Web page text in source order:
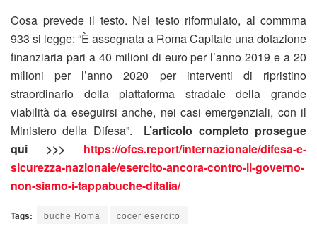
Cosa prevede il testo. Nel testo riformulato, al commma
933 si legge: “È assegnata a Roma Capitale una dotazione
finanziaria pari a 40 milioni di euro per l’anno 2019 e a 20
milioni per l’anno 2020 per interventi di ripristino
straordinario della piattaforma stradale della grande
viabilità da eseguirsi anche, nei casi emergenziali, con il
Ministero della Difesa”. L’articolo completo prosegue
qui >>> https://ofcs.report/internazionale/difesa-e-
sicurezza-nazionale/esercito-ancora-contro-il-governo-
non-siamo-i-tappabuche-ditalia/
Tags: buche Roma cocer esercito